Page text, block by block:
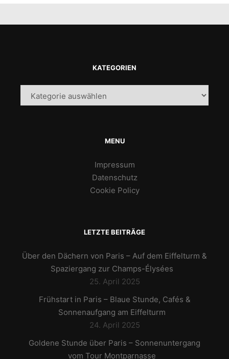
KATEGORIEN
Kategorien
MENU
Impressum
Datenschutz
Cookie Policy
LETZTE BEITRÄGE
Über den Dächern von Paris – Auf dem Eiffelturm &
Spaziergang zur Champs-Élysées
25. April 2025
Frühstart in Paris – Blaue Stunde, Cafés &
Sonnenaufgang am Eiffelturm
24. April 2025
Goldene Stunde über Paris – Sonnenuntergang
vom Tour Montparnasse